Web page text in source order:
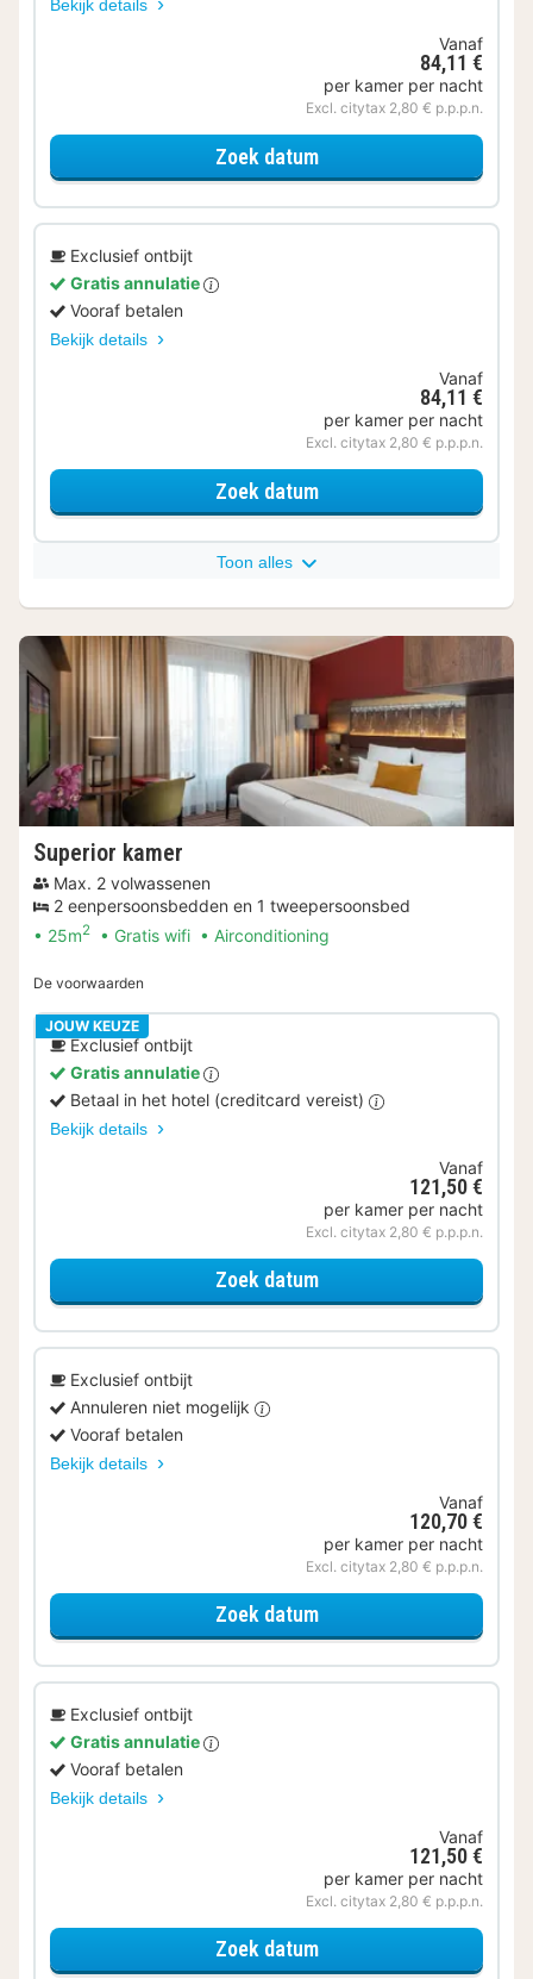
Bekijk details
Vanaf
84,11 €
per kamer per nacht
Excl. citytax 2,80 € p.p.p.n.
Zoek datumvoor Junior suite
Exclusief ontbijt
Gratis annulatie
Vooraf betalen
Bekijk details
Vanaf
84,11 €
per kamer per nacht
Excl. citytax 2,80 € p.p.p.n.
Zoek datumvoor Junior suite
Toon alles
Superior kamer
Max. 2 volwassenen
2 eenpersoonsbedden en 1 tweepersoonsbed
25m2 Gratis wifi Airconditioning
De voorwaarden
JOUW KEUZE
Exclusief ontbijt
Gratis annulatie
Betaal in het hotel (creditcard vereist)
Bekijk details
Vanaf
121,50 €
per kamer per nacht
Excl. citytax 2,80 € p.p.p.n.
Zoek datumvoor Superior kamer
Exclusief ontbijt
Annuleren niet mogelijk
Vooraf betalen
Bekijk details
Vanaf
120,70 €
per kamer per nacht
Excl. citytax 2,80 € p.p.p.n.
Zoek datumvoor Superior kamer
Exclusief ontbijt
Gratis annulatie
Vooraf betalen
Bekijk details
Vanaf
121,50 €
per kamer per nacht
Excl. citytax 2,80 € p.p.p.n.
Zoek datumvoor Superior kamer